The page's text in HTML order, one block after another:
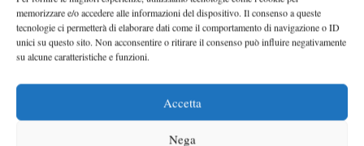
memorizzare e/o accedere alle informazioni del dispositivo. Il consenso a queste
tecnologie ci permetterà di elaborare dati come il comportamento di navigazione o ID
unici su questo sito. Non acconsentire o ritirare il consenso può influire negativamente
su alcune caratteristiche e funzioni.
Accetta
Nega